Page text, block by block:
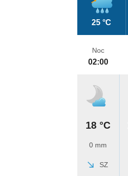
25 °C
Noc
02:00
18 °C
0 mm
SZ